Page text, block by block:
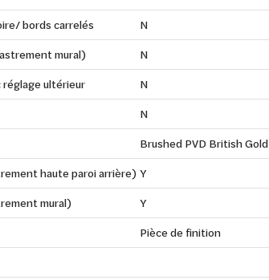
bords carrelés
N
mural)
N
ultérieur
N
N
Brushed PVD British Gold
haute paroi arrière) Y
mural)
Y
Pièce de finition